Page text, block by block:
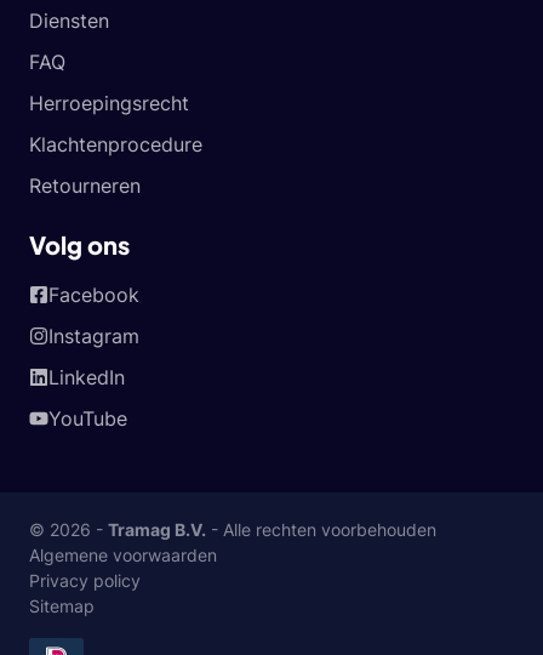
Diensten
FAQ
Herroepingsrecht
Klachtenprocedure
Retourneren
Volg ons
Facebook
Instagram
LinkedIn
YouTube
© 2026 - Tramag B.V. - Alle rechten voorbehouden
Algemene voorwaarden
Privacy policy
Sitemap